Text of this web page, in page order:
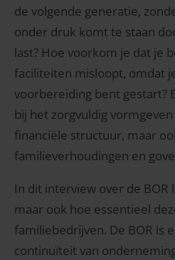
de volgende generatie,
onder druk komt te staan
last? Hoe voorkom je dat je
faciliteiten misloopt, omdat
voorbereiding bent gestart?
bij het zorgvuldig
financiële structuur, maar
familieverhoudingen en
In dit interview over de BOR
maar ook hoe essentieel
familiebedrijven. De BOR is
continuïteit van